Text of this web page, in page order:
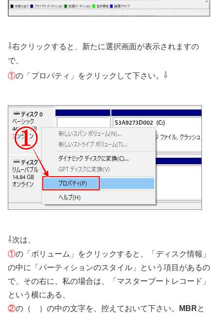
⇩右クリックすると、新たに選択画面が表示されますの
で、
①の「プロパティ」をクリックして下さい。 ⇩
⇩次は、
①の「ボリューム」をクリックすると、「ディスク情報」
の中に「パーティションのスタイル」という項目があるの
で、その右に、私の場合は、「マスターブートレコード」
という横にある、
②の（ ）の中の文字を、控えておいて下さい。 MBRと